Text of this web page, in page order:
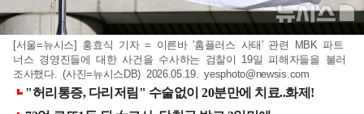
[서울=뉴시스] 홍효식 기자 = 이른바 '홈플러스 사태' 관련 MBK 파트
너스 경영진들에 대한 사건을 수사하는 검찰이 19일 피해자들을 불러
조사했다. (사진=뉴시스DB) 2026.05.19.yesphoto@newsis.com